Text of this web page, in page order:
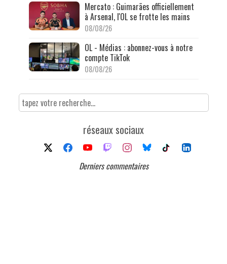
Mercato : Guimarães officiellement
à Arsenal, l'OL se frotte les mains
08/08/26
OL - Médias : abonnez-vous à notre
compte TikTok
08/08/26
réseaux sociaux
Derniers commentaires